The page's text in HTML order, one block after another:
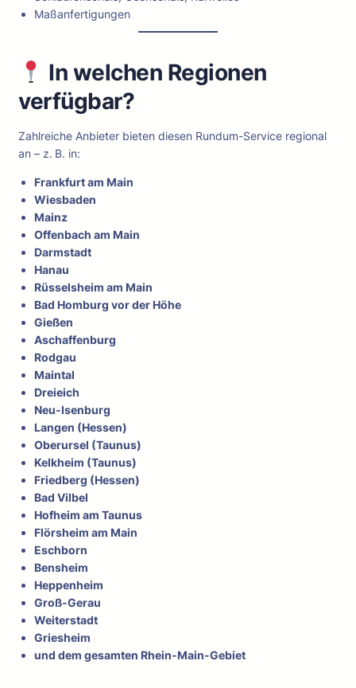
Maßanfertigungen
In welchen Regionen
verfügbar?
Zahlreiche Anbieter bieten diesen Rundum-Service regional
an – z. B. in:
Frankfurt am Main
Wiesbaden
Mainz
Offenbach am Main
Darmstadt
Hanau
Rüsselsheim am Main
Bad Homburg vor der Höhe
Gießen
Aschaffenburg
Rodgau
Maintal
Dreieich
Neu-Isenburg
Langen (Hessen)
Oberursel (Taunus)
Kelkheim (Taunus)
Friedberg (Hessen)
Bad Vilbel
Hofheim am Taunus
Flörsheim am Main
Eschborn
Bensheim
Heppenheim
Groß-Gerau
Weiterstadt
Griesheim
und dem gesamten Rhein-Main-Gebiet